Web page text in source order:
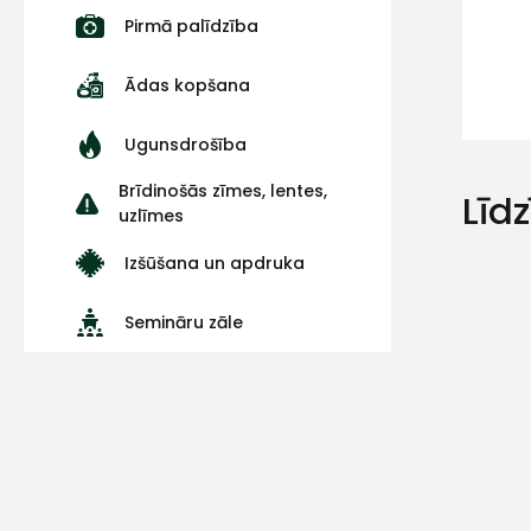
Pirmā palīdzība
Ādas kopšana
Ugunsdrošība
Brīdinošās zīmes, lentes,
uzlīmes
Izšūšana un apdruka
Semināru zāle